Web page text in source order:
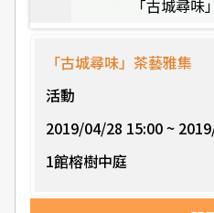
「古城尋
「古城尋味」茶藝雅集
活動
2019/04/28 15:00 ~
1館榕樹中庭